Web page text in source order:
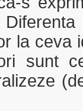
la ceva
sunt